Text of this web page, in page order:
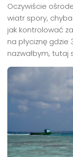
Oczywiście
wiatr spory,
jak kontrolować
na płyciznę gdzie
nazwałbym,